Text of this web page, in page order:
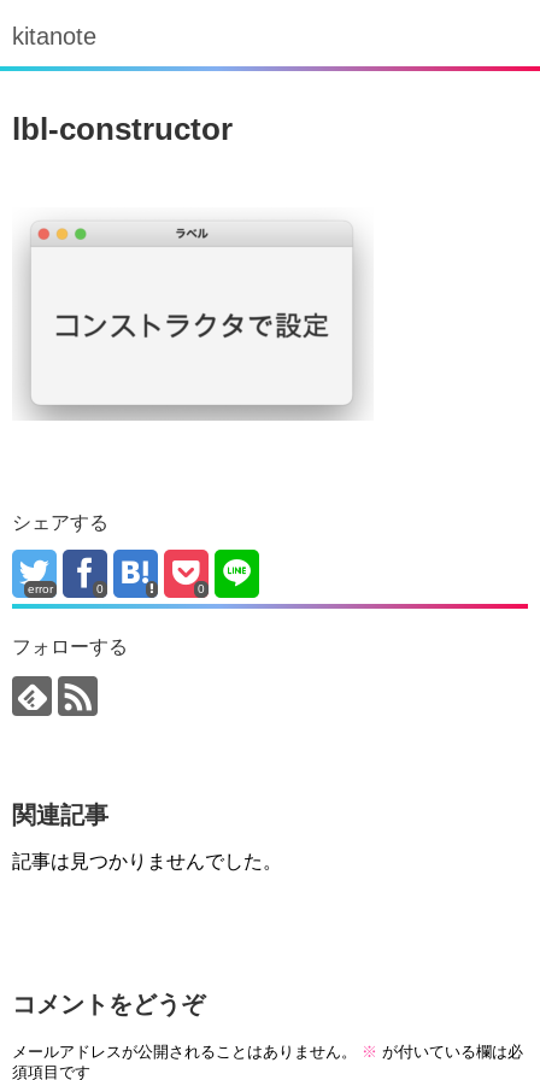
kitanote
lbl-constructor
シェアする
error 0 0
フォローする
関連記事
記事は見つかりませんでした。
コメントをどうぞ
メールアドレスが公開されることはありません。 ※ が付いている欄は必
須項目です